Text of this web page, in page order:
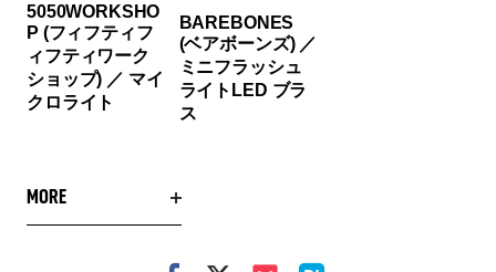
5050WORKSHO
P (フィフティフ
ィフティワーク
ショップ) ／ マイ
クロライト
BAREBONES
(ベアボーンズ) ／
ミニフラッシュ
ライトLED ブラ
ス
MORE